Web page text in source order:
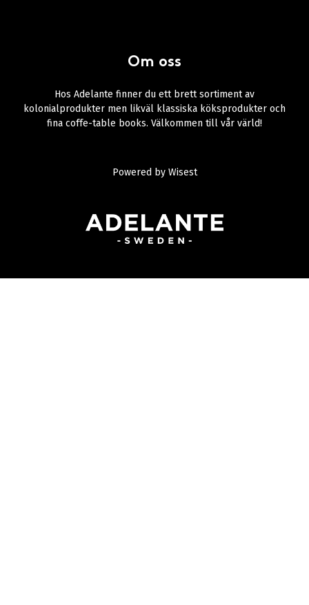
Om oss
Hos Adelante finner du ett brett sortiment av
kolonialprodukter men likväl klassiska köksprodukter och
fina coffe-table books. Välkommen till vår värld!
Powered by Wisest